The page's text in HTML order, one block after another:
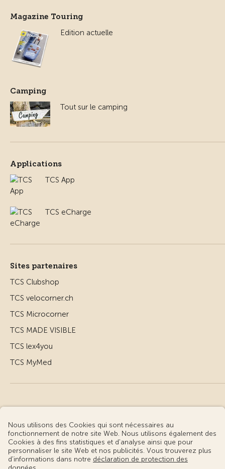
Magazine Touring
Edition actuelle
Camping
Tout sur le camping
Applications
TCS App
TCS eCharge
Sites partenaires
TCS Clubshop
TCS velocorner.ch
TCS Microcorner
TCS MADE VISIBLE
TCS lex4you
TCS MyMed